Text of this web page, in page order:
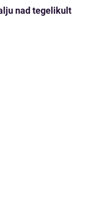
nad tegelikult